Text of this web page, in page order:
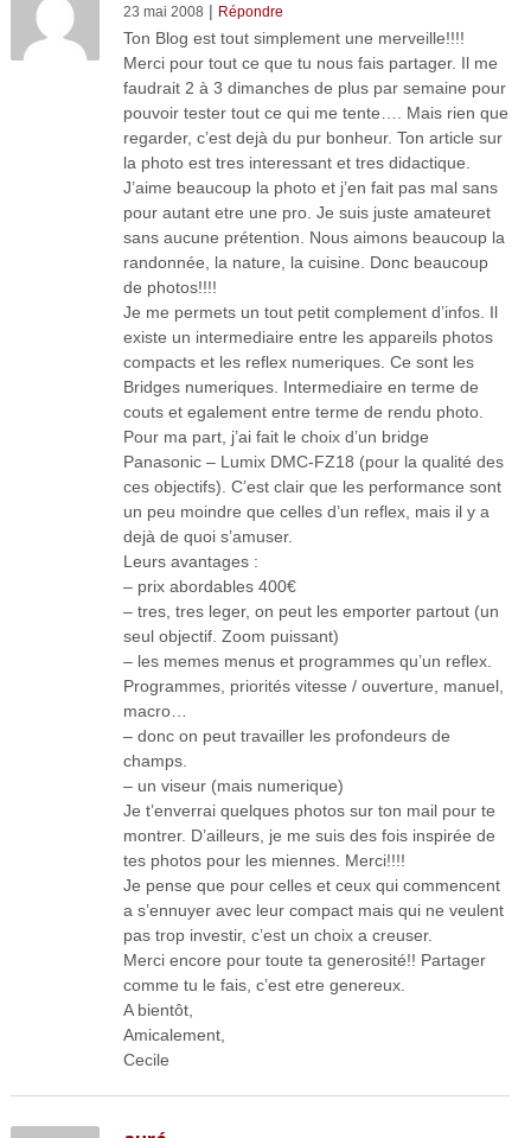
23 mai 2008 | Répondre
Ton Blog est tout simplement une merveille!!!!
Merci pour tout ce que tu nous fais partager. Il me
faudrait 2 à 3 dimanches de plus par semaine pour
pouvoir tester tout ce qui me tente…. Mais rien que
regarder, c’est dejà du pur bonheur. Ton article sur
la photo est tres interessant et tres didactique.
J’aime beaucoup la photo et j’en fait pas mal sans
pour autant etre une pro. Je suis juste amateuret
sans aucune prétention. Nous aimons beaucoup la
randonnée, la nature, la cuisine. Donc beaucoup
de photos!!!!
Je me permets un tout petit complement d’infos. Il
existe un intermediaire entre les appareils photos
compacts et les reflex numeriques. Ce sont les
Bridges numeriques. Intermediaire en terme de
couts et egalement entre terme de rendu photo.
Pour ma part, j’ai fait le choix d’un bridge
Panasonic – Lumix DMC-FZ18 (pour la qualité des
ces objectifs). C’est clair que les performance sont
un peu moindre que celles d’un reflex, mais il y a
dejà de quoi s’amuser.
Leurs avantages :
– prix abordables 400€
– tres, tres leger, on peut les emporter partout (un
seul objectif. Zoom puissant)
– les memes menus et programmes qu’un reflex.
Programmes, priorités vitesse / ouverture, manuel,
macro…
– donc on peut travailler les profondeurs de
champs.
– un viseur (mais numerique)
Je t’enverrai quelques photos sur ton mail pour te
montrer. D’ailleurs, je me suis des fois inspirée de
tes photos pour les miennes. Merci!!!!
Je pense que pour celles et ceux qui commencent
a s’ennuyer avec leur compact mais qui ne veulent
pas trop investir, c’est un choix a creuser.
Merci encore pour toute ta generosité!! Partager
comme tu le fais, c’est etre genereux.
A bientôt,
Amicalement,
Cecile